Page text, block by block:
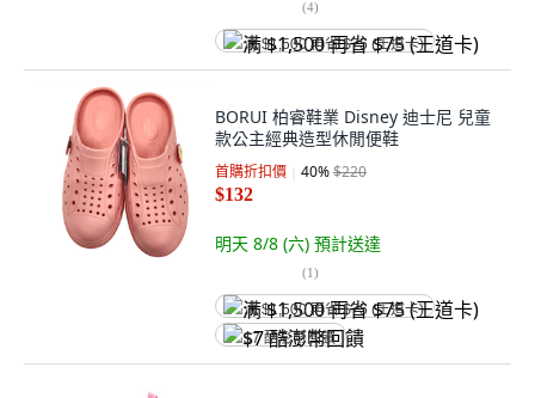
(4)
满 $1,500 再省 $75 (王道卡)
BORUI 柏睿鞋業 Disney 迪士尼 兒童
款公主經典造型休閒便鞋
首購折扣價 40%$220
$132
明天 8/8 (六) 預計送達
(1)
满 $1,500 再省 $75 (王道卡)
$7 酷澎幣回饋